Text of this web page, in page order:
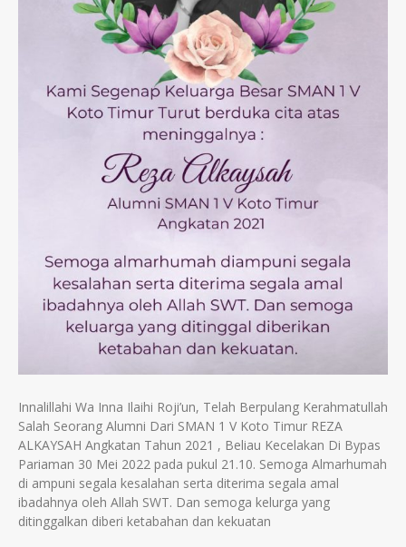
Innalillahi Wa Inna Ilaihi Roji’un, Telah Berpulang Kerahmatullah
Salah Seorang Alumni Dari SMAN 1 V Koto Timur REZA
ALKAYSAH Angkatan Tahun 2021 , Beliau Kecelakan Di Bypas
Pariaman 30 Mei 2022 pada pukul 21.10. Semoga Almarhumah
di ampuni segala kesalahan serta diterima segala amal
ibadahnya oleh Allah SWT. Dan semoga kelurga yang
ditinggalkan diberi ketabahan dan kekuatan